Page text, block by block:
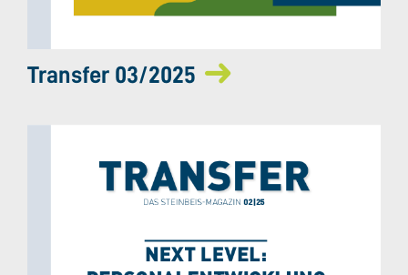
Transfer 03/2025